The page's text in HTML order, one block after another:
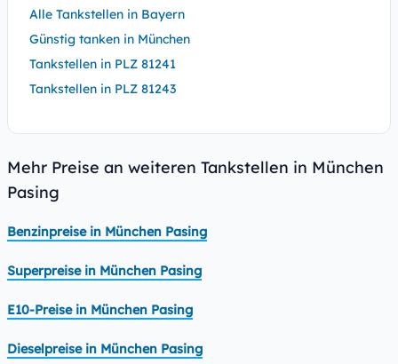
Alle Tankstellen in Bayern
Günstig tanken in München
Tankstellen in PLZ 81241
Tankstellen in PLZ 81243
Mehr Preise an weiteren Tankstellen in München
Pasing
Benzinpreise in München Pasing
Superpreise in München Pasing
E10-Preise in München Pasing
Dieselpreise in München Pasing